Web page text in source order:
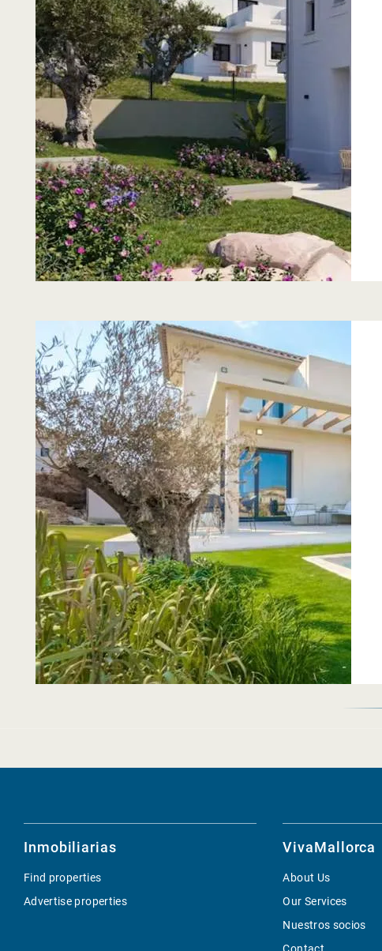
Inmobiliarias
Find properties
Advertise properties
VivaMallorca
About Us
Our Services
Nuestros socios